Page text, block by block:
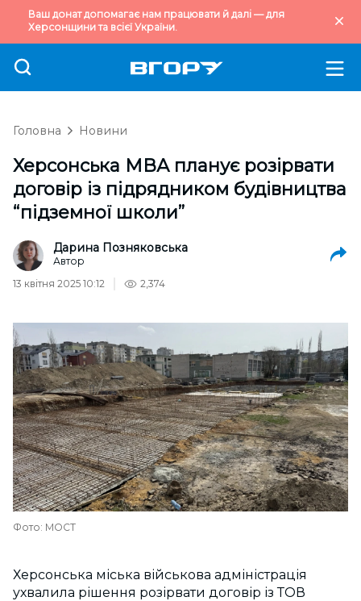
Ваш донат допомагає нам працювати й далі — для
Херсонщини та всієї України.
Головна Новини
Херсонська МВА планує розірвати
договір із підрядником будівництва
“підземної школи”
Дарина Позняковська
Автор
13 квітня 2025 10:12
2,374
Фото: МОСТ
Херсонська міська військова адміністрація
ухвалила рішення розірвати договір із ТОВ